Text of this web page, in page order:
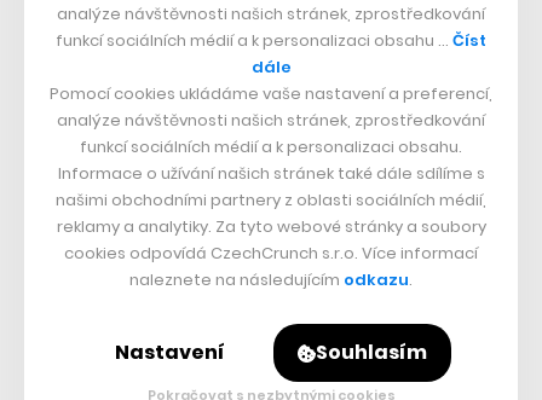
„Většina cenových nástrojů dnes radí trochu scestně.
Pracují se starými daty, bude tak chvíli trvat, než se
srovnají s novou situací. Dost majitelů to přehodnotí až
ve chvíli, kdy své požadavky konfrontují s trhem. Ale to
samozřejmě může být pozdě,“dodává Škrabánek.
analýze návštěvnosti našich stránek, zprostředkování
funkcí sociálních médií a k personalizaci obsahu … Číst
dále
Pomocí cookies ukládáme vaše nastavení a preferencí,
analýze návštěvnosti našich stránek, zprostředkování
funkcí sociálních médií a k personalizaci obsahu.
Informace o užívání našich stránek také dále sdílíme s
našimi obchodními partnery z oblasti sociálních médií,
reklamy a analytiky. Za tyto webové stránky a soubory
cookies odpovídá CzechCrunch s.r.o. Více informací
naleznete na následujícím odkazu.
Nastavení Souhlasím
Pokračovat s nezbytnými cookies